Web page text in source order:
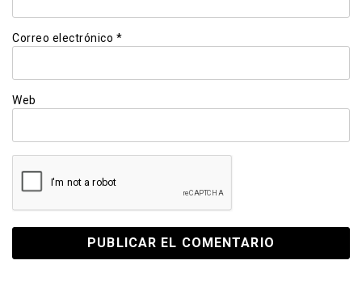
Correo electrónico *
Web